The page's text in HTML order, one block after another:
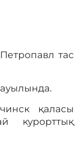
тас
ауылында.
қаласы
курорттық